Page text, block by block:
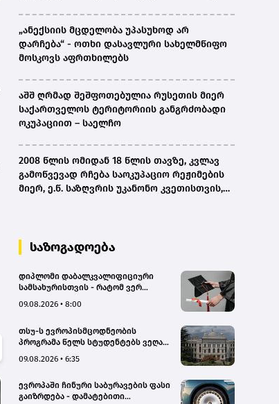
„ანექსიის მცდელობა უპასუხოდ არ
დარჩება“ - ოთხი დასავლური სახელმწიფო
მოსკოვს აფრთხილებს
აშშ ღრმად შეშფოთებულია რუსეთის მიერ
საქართველოს ტერიტორიის განგრძობადი
ოკუპაციით – საელჩო
2008 წლის ომიდან 18 წლის თავზე, კვლავ
გამოწვევად რჩება საოკუპაციო რეჟიმების
მიერ, ე.წ. საზღვრის უკანონო კვეთისთვის,
სახალხო დამცველი
საზოგადოება
დიპლომი დაბალკვალიფიციური
სამსახურისთვის - რატომ ვერ
განათლების მქონე კადრებს
09.08.2026 • 8:00
თსუ-ს ევროპისმცოდნეობის
პროგრამა წელს სტუდენტებს ვეღარ
09.08.2026 • 6:35
ევროპაში ჩინური საბურავების ფასი
გაიზრდება - დამატებითი